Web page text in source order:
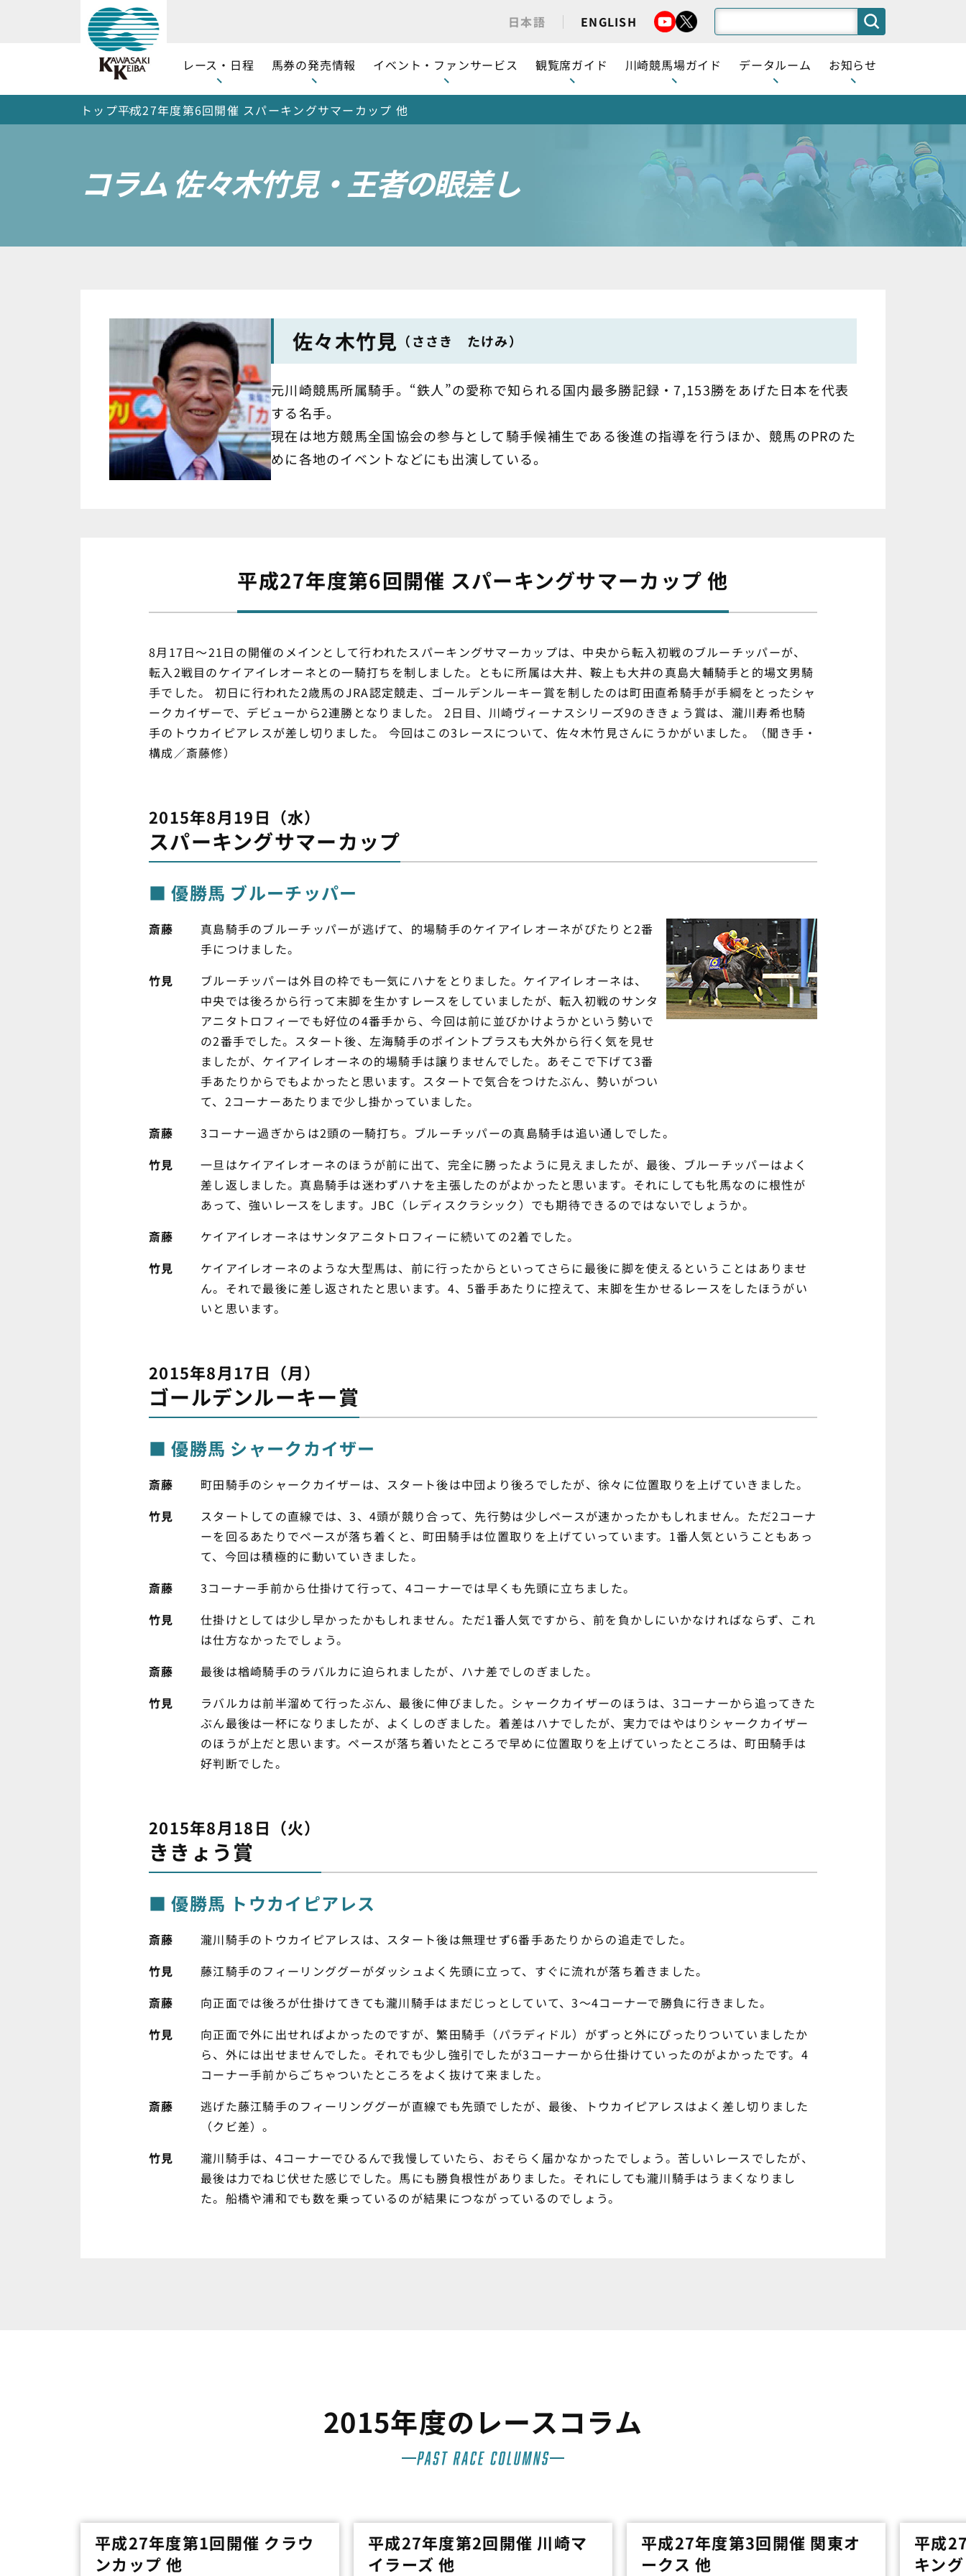
日本語 ENGLISH
レース・日程 馬券の発売情報 イベント・ファンサービス 観覧席ガイド 川崎競馬場ガイド データルーム お知らせ
トップ平成27年度第6回開催 スパーキングサマーカップ 他
コラム 佐々木竹見・王者の眼差し
佐々木竹見 （ささき たけみ）
元川崎競馬所属騎手。“鉄人”の愛称で知られる国内最多勝記録・7,153勝をあげた日本を代表
する名手。
現在は地方競馬全国協会の参与として騎手候補生である後進の指導を行うほか、競馬のPRのた
めに各地のイベントなどにも出演している。
平成27年度第6回開催 スパーキングサマーカップ 他
8月17日～21日の開催のメインとして行われたスパーキングサマーカップは、中央から転入初戦のブルーチッパーが、
転入2戦目のケイアイレオーネとの一騎打ちを制しました。ともに所属は大井、鞍上も大井の真島大輔騎手と的場文男騎
手でした。 初日に行われた2歳馬のJRA認定競走、ゴールデンルーキー賞を制したのは町田直希騎手が手綱をとったシャ
ークカイザーで、デビューから2連勝となりました。 2日目、川崎ヴィーナスシリーズ9のききょう賞は、瀧川寿希也騎
手のトウカイピアレスが差し切りました。 今回はこの3レースについて、佐々木竹見さんにうかがいました。（聞き手・
構成／斎藤修）
2015年8月19日（水）
スパーキングサマーカップ
優勝馬 ブルーチッパー
斎藤
真島騎手のブルーチッパーが逃げて、的場騎手のケイアイレオーネがぴたりと2番
手につけました。
竹見
ブルーチッパーは外目の枠でも一気にハナをとりました。ケイアイレオーネは、
中央では後ろから行って末脚を生かすレースをしていましたが、転入初戦のサンタ
アニタトロフィーでも好位の4番手から、今回は前に並びかけようかという勢いで
の2番手でした。スタート後、左海騎手のポイントプラスも大外から行く気を見せ
ましたが、ケイアイレオーネの的場騎手は譲りませんでした。あそこで下げて3番
手あたりからでもよかったと思います。スタートで気合をつけたぶん、勢いがつい
て、2コーナーあたりまで少し掛かっていました。
斎藤
3コーナー過ぎからは2頭の一騎打ち。ブルーチッパーの真島騎手は追い通しでした。
竹見
一旦はケイアイレオーネのほうが前に出て、完全に勝ったように見えましたが、最後、ブルーチッパーはよく
差し返しました。真島騎手は迷わずハナを主張したのがよかったと思います。それにしても牝馬なのに根性が
あって、強いレースをします。JBC（レディスクラシック）でも期待できるのではないでしょうか。
斎藤
ケイアイレオーネはサンタアニタトロフィーに続いての2着でした。
竹見
ケイアイレオーネのような大型馬は、前に行ったからといってさらに最後に脚を使えるということはありませ
ん。それで最後に差し返されたと思います。4、5番手あたりに控えて、末脚を生かせるレースをしたほうがい
いと思います。
2015年8月17日（月）
ゴールデンルーキー賞
優勝馬 シャークカイザー
斎藤
町田騎手のシャークカイザーは、スタート後は中団より後ろでしたが、徐々に位置取りを上げていきました。
竹見
スタートしての直線では、3、4頭が競り合って、先行勢は少しペースが速かったかもしれません。ただ2コーナ
ーを回るあたりでペースが落ち着くと、町田騎手は位置取りを上げていっています。1番人気ということもあっ
て、今回は積極的に動いていきました。
斎藤
3コーナー手前から仕掛けて行って、4コーナーでは早くも先頭に立ちました。
竹見
仕掛けとしては少し早かったかもしれません。ただ1番人気ですから、前を負かしにいかなければならず、これ
は仕方なかったでしょう。
斎藤
最後は楢崎騎手のラバルカに迫られましたが、ハナ差でしのぎました。
竹見
ラバルカは前半溜めて行ったぶん、最後に伸びました。シャークカイザーのほうは、3コーナーから追ってきた
ぶん最後は一杯になりましたが、よくしのぎました。着差はハナでしたが、実力ではやはりシャークカイザー
のほうが上だと思います。ペースが落ち着いたところで早めに位置取りを上げていったところは、町田騎手は
好判断でした。
2015年8月18日（火）
ききょう賞
優勝馬 トウカイピアレス
斎藤
瀧川騎手のトウカイピアレスは、スタート後は無理せず6番手あたりからの追走でした。
竹見
藤江騎手のフィーリンググーがダッシュよく先頭に立って、すぐに流れが落ち着きました。
斎藤
向正面では後ろが仕掛けてきても瀧川騎手はまだじっとしていて、3～4コーナーで勝負に行きました。
竹見
向正面で外に出せればよかったのですが、繁田騎手（パラディドル）がずっと外にぴったりついていましたか
ら、外には出せませんでした。それでも少し強引でしたが3コーナーから仕掛けていったのがよかったです。4
コーナー手前からごちゃついたところをよく抜けて来ました。
斎藤
逃げた藤江騎手のフィーリンググーが直線でも先頭でしたが、最後、トウカイピアレスはよく差し切りました
（クビ差）。
竹見
瀧川騎手は、4コーナーでひるんで我慢していたら、おそらく届かなかったでしょう。苦しいレースでしたが、
最後は力でねじ伏せた感じでした。馬にも勝負根性がありました。それにしても瀧川騎手はうまくなりまし
た。船橋や浦和でも数を乗っているのが結果につながっているのでしょう。
2015年度のレースコラム
平成27年度第1回開催 クラウ
ンカップ 他
平成27年度第2回開催 川崎マ
イラーズ 他
平成27年度第3回開催 関東オ
ークス 他
平成
キン